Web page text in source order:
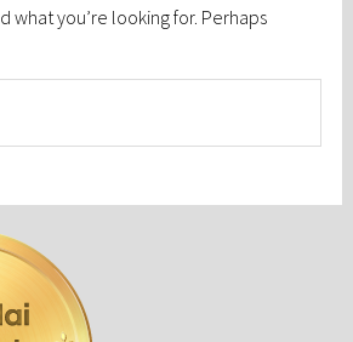
what you’re looking for. Perhaps